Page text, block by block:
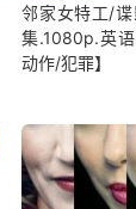
邻家女特工/
集.1080p.英
动作/犯罪】